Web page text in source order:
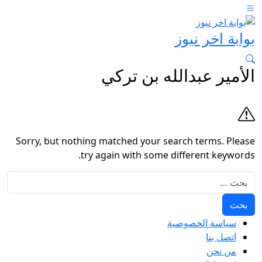
بوابة اخر نيوز
الأمير عبدالله بن تركي
Sorry, but nothing matched your search terms. Please
try again with some different keywords.
سياسة الخصوصية
اتصل بنا
من نحن